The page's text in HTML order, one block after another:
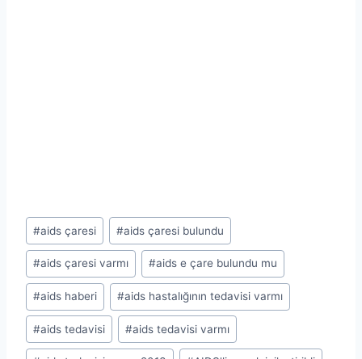
Post
Tags:
#aids çaresi #aids çaresi bulundu
#aids çaresi varmı #aids e çare bulundu mu
#aids haberi #aids hastalığının tedavisi varmı
#aids tedavisi #aids tedavisi varmı